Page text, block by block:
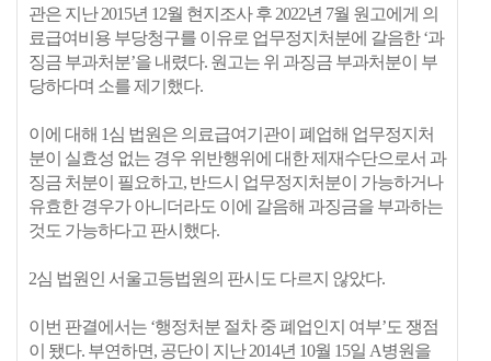
관은 지난 2015년 12월 현지조사 후 2022년 7월 원고에게 의
료급여비용 부당청구를 이유로 업무정지처분에 갈음한 ‘과
징금 부과처분’을 내렸다. 원고는 위 과징금 부과처분이 부
당하다며 소를 제기했다.
이에 대해 1심 법원은 의료급여기관이 폐업해 업무정지처
분이 실효성 없는 경우 위반행위에 대한 제재수단으로서 과
징금 처분이 필요하고, 반드시 업무정지처분이 가능하거나
유효한 경우가 아니더라도 이에 갈음해 과징금을 부과하는
것도 가능하다고 판시했다.
2심 법원인 서울고등법원의 판시도 다르지 않았다.
이번 판결에서는 ‘행정처분 절차 중 폐업인지 여부’도 쟁점
이 됐다. 부연하면, 공단이 지난 2014년 10월 15일 A병원을